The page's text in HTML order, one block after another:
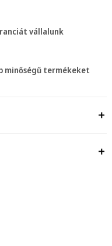
vállalunk
minőségű termékeket